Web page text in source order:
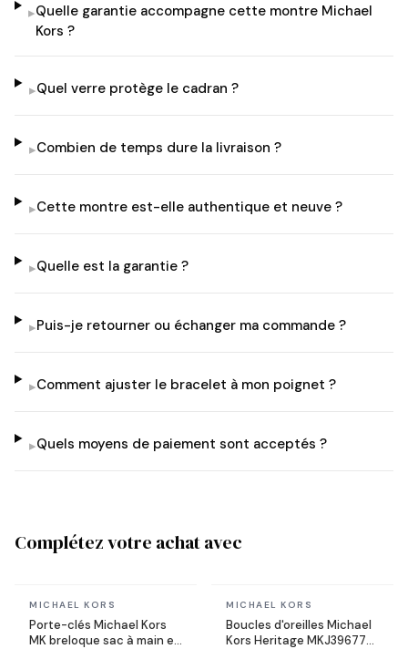
▸Quelle garantie accompagne cette montre Michael
Kors ?
▸Quel verre protège le cadran ?
▸Combien de temps dure la livraison ?
▸Cette montre est-elle authentique et neuve ?
▸Quelle est la garantie ?
▸Puis-je retourner ou échanger ma commande ?
▸Comment ajuster le bracelet à mon poignet ?
▸Quels moyens de paiement sont acceptés ?
Complétez votre achat avec
En stock
MICHAEL KORS
Porte-clés Michael Kors
MK breloque sac à main en
En stock
MICHAEL KORS
Boucles d'oreilles Michael
Kors Heritage MKJ3967791